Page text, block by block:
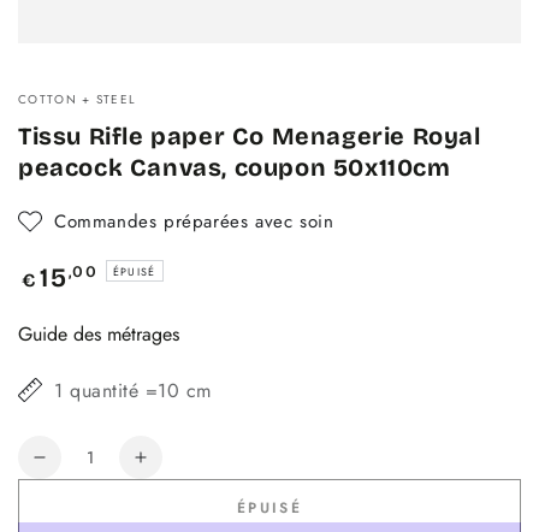
COTTON + STEEL
Tissu Rifle paper Co Menagerie Royal
peacock Canvas, coupon 50x110cm
Commandes préparées avec soin
Prix
€ 15,00 ÉPUISÉ
Guide des métrages
1 quantité =10 cm
Quantité
Réduire
quantité
Augmenter
quantité
ÉPUISÉ